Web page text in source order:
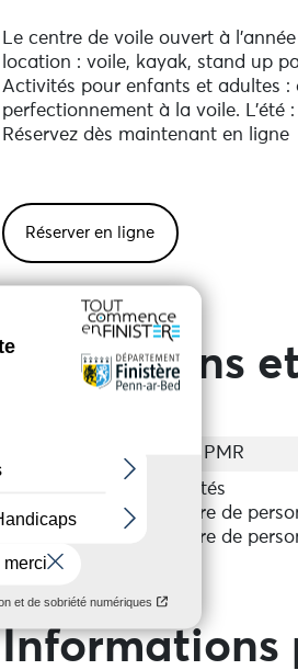
Le centre de voile ouvert à
location : voile, kayak, stand up
Activités pour enfants et adultes :
perfectionnement à la voile. L'été
Réservez dès maintenant en ligne
Réserver en ligne
Prestations
Accès PMR
Acceptés
Nombre de
Nombre de
Informations